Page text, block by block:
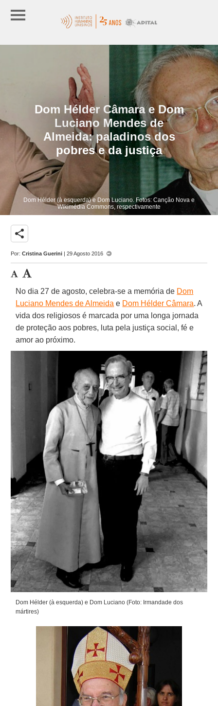
Dom Hélder Câmara e Dom
Luciano Mendes de
Almeida: paladinos dos
pobres e da justiça
Dom Hélder (à esquerda) e Dom Luciano. Fotos: Canção Nova e
Wikimédia Commons, respectivamente
share
Por:Cristina Guerini | 29 Agosto 2016
No dia 27 de agosto, celebra-se a memória de Dom
Luciano Mendes de Almeida e Dom Hélder Câmara. A
vida dos religiosos é marcada por uma longa jornada
de proteção aos pobres, luta pela justiça social, fé e
amor ao próximo.
Dom Hélder (à esquerda) e Dom Luciano (Foto: Irmandade dos
mártires)